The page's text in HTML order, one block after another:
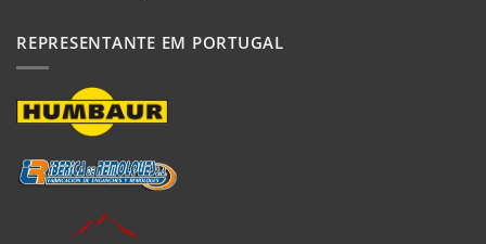
REPRESENTANTE EM PORTUGAL